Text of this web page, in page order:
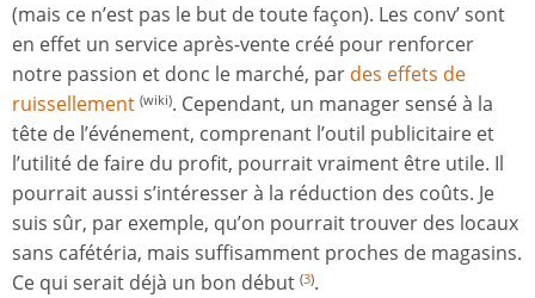
(mais ce n’est pas le but de toute façon). Les conv’ sont
en effet un service après-vente créé pour renforcer
notre passion et donc le marché, par des effets de
ruissellement (wiki). Cependant, un manager sensé à la
tête de l’événement, comprenant l’outil publicitaire et
l’utilité de faire du profit, pourrait vraiment être utile. Il
pourrait aussi s’intéresser à la réduction des coûts. Je
suis sûr, par exemple, qu’on pourrait trouver des locaux
sans cafétéria, mais suffisamment proches de magasins.
Ce qui serait déjà un bon début (3).